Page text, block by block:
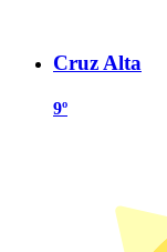
Cruz Alta
9º